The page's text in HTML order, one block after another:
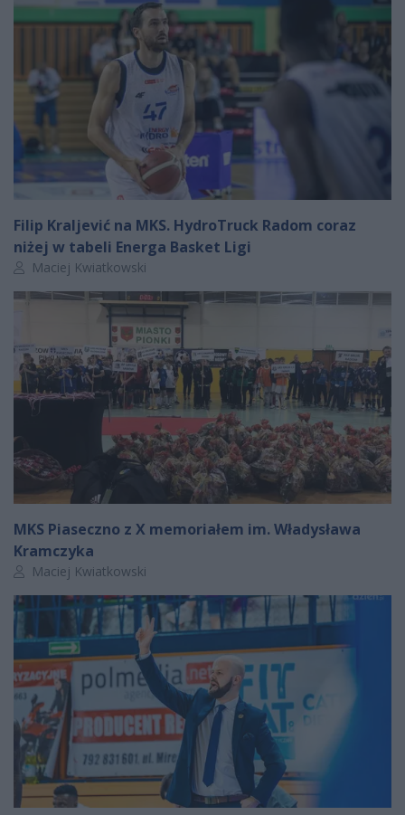
Filip Kraljević na MKS. HydroTruck Radom coraz
niżej w tabeli Energa Basket Ligi
Autor artykułu:
Maciej Kwiatkowski
MKS Piaseczno z X memoriałem im. Władysława
Kramczyka
Autor artykułu:
Maciej Kwiatkowski